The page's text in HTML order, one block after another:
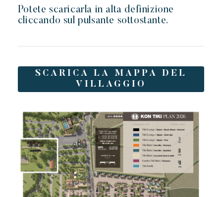
Toison d'or
Autentico Riservato
Potete scaricarla in alta definizione
cliccando sul pulsante sottostante.
SCARICA LA MAPPA DEL
VILLAGGIO